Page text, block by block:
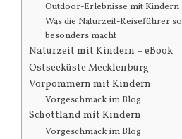
Outdoor-Erlebnisse mit Kindern
Was die Naturzeit-Reiseführer so
besonders macht
Naturzeit mit Kindern – eBook
Ostseeküste Mecklenburg-
Vorpommern mit Kindern
Vorgeschmack im Blog
Schottland mit Kindern
Vorgeschmack im Blog